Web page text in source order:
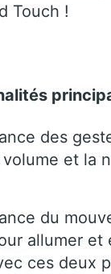
Touch !
des
et la
du
allumer et
ces deux